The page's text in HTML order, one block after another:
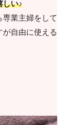
しい♪
業主婦をして
自由に使える